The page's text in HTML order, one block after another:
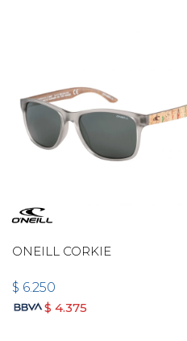
ONEILL CORKIE
$ 6.250
$ 4.375